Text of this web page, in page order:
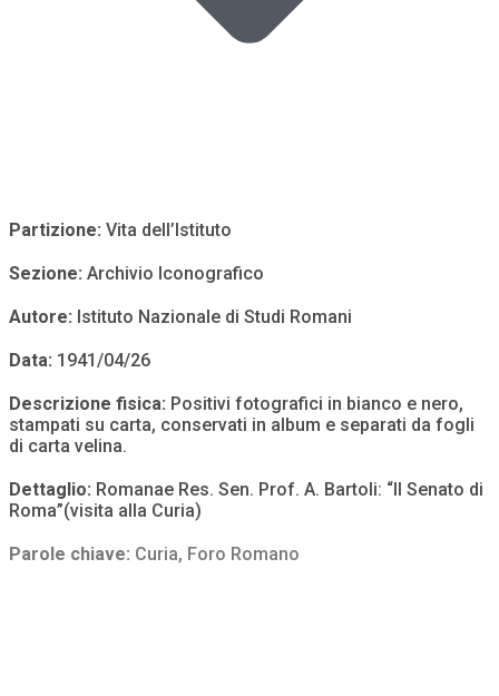
Partizione: Vita dell’Istituto
Sezione: Archivio Iconografico
Autore: Istituto Nazionale di Studi Romani
Data: 1941/04/26
Descrizione fisica: Positivi fotografici in bianco e nero,
stampati su carta, conservati in album e separati da fogli
di carta velina.
Dettaglio: Romanae Res. Sen. Prof. A. Bartoli: “Il Senato di
Roma”(visita alla Curia)
Parole chiave: Curia, Foro Romano